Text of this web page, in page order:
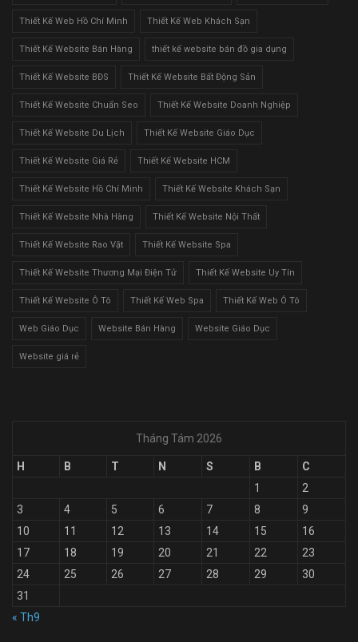
Thiết Kế Web Hồ Chí Minh Thiết Kế Web Khách Sạn
Thiết Kế Website Bán Hàng thiết kế website bán đồ gia dụng
Thiết Kế Website BĐS Thiết Kế Website Bất Động Sản
Thiết Kế Website Chuẩn Seo Thiết Kế Website Doanh Nghiệp
Thiết Kế Website Du Lịch Thiết Kế Website Giáo Dục
Thiết Kế Website Giá Rẻ Thiết Kế Website HCM
Thiết Kế Website Hồ Chí Minh Thiết Kế Website Khách Sạn
Thiết Kế Website Nhà Hàng Thiết Kế Website Nội Thất
Thiết Kế Website Rao Vặt Thiết Kế Website Spa
Thiết Kế Website Thương Mại Điện Tử Thiết Kế Website Uy Tín
Thiết Kế Website Ô Tô Thiết Kế Web Spa Thiết Kế Web Ô Tô
Web Giáo Dục Website Bán Hàng Website Giáo Dục
Website giá rẻ
Tháng Tám 2026
H B T N S B
C
1
2
3
4 5 6 7 8
9
10
11 12 13 14 15
16
17
18 19 20 21 22
23
24
25 26 27 28 29
30
31
« Th9